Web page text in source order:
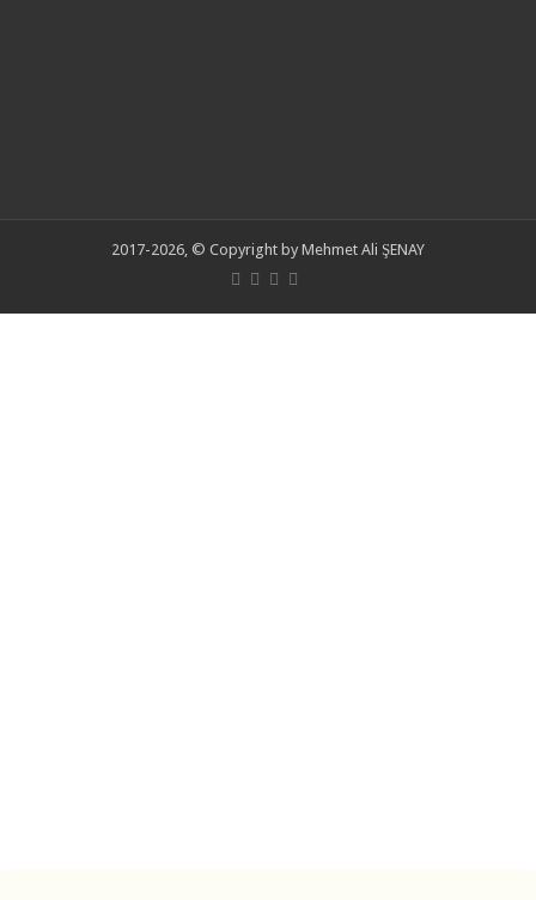
2017-2026, © Copyright by Mehmet Ali ŞENAY